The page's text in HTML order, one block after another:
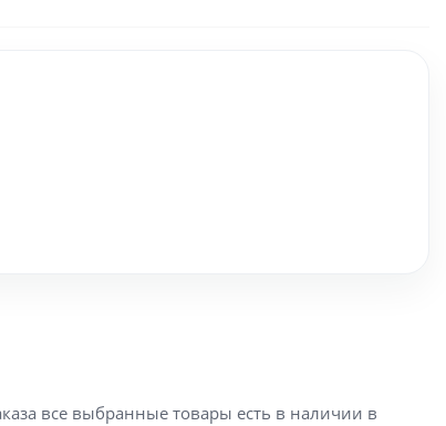
все выбранные товары есть в наличии в